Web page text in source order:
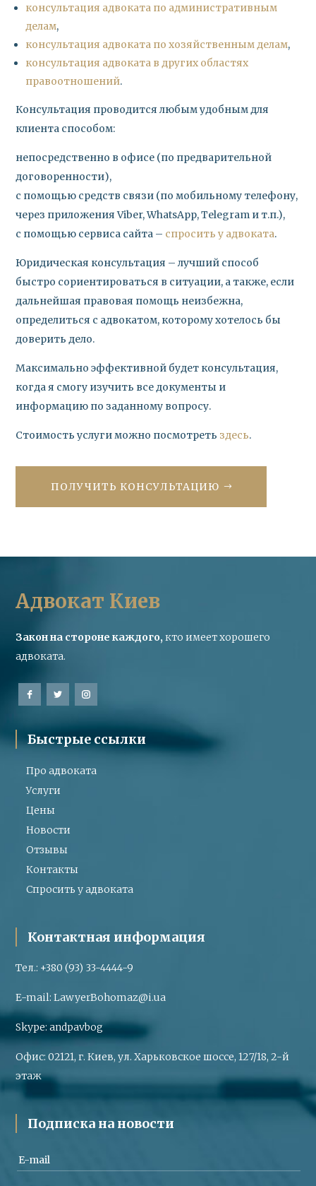
консультация адвоката по административным
делам,
консультация адвоката по хозяйственным делам,
консультация адвоката в других областях
правоотношений.
Консультация проводится любым удобным для
клиента способом:
непосредственно в офисе (по предварительной
договоренности),
с помощью средств связи (по мобильному телефону,
через приложения Viber, WhatsApp, Telegram и т.п.),
с помощью сервиса сайта – спросить у адвоката.
Юридическая консультация – лучший способ
быстро сориентироваться в ситуации, а также, если
дальнейшая правовая помощь неизбежна,
определиться с адвокатом, которому хотелось бы
доверить дело.
Максимально эффективной будет консультация,
когда я смогу изучить все документы и
информацию по заданному вопросу.
Стоимость услуги можно посмотреть здесь.
ПОЛУЧИТЬ КОНСУЛЬТАЦИЮ
Адвокат Киев
Закон на стороне каждого, кто имеет хорошего
адвоката.
Быстрые ссылки
Про адвоката
Услуги
Цены
Новости
Отзывы
Контакты
Спросить у адвоката
Контактная информация
Тел.: +380 (93) 33-4444-9
E-mail:LawyerBohomaz@i.ua
Skype:andpavbog
Офис:02121, г. Киев, ул. Харьковское шоссе, 127/18, 2-й
этаж
Подписка на новости
E-mail